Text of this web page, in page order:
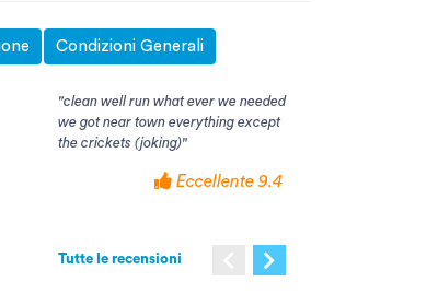
Condizioni Generali
Tutte le recensioni
"clean well run what ever we needed
we got near town everything except
the crickets (joking)"
Eccellente 9.4